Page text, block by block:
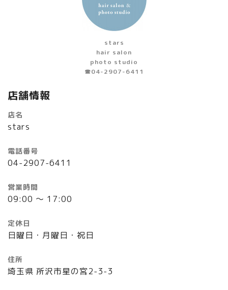
stars
hair salon
photo studio
☎︎04-2907-6411
店舗情報
店名
stars
電話番号
04-2907-6411
営業時間
09:00 ～ 17:00
定休日
日曜日・月曜日・祝日
住所
埼玉県 所沢市星の宮2-3-3